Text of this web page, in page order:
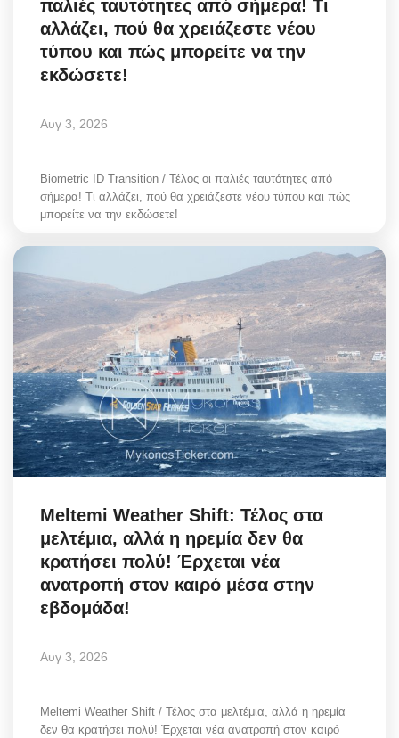
παλιές ταυτότητες από σήμερα! Τι
αλλάζει, πού θα χρειάζεστε νέου
τύπου και πώς μπορείτε να την
εκδώσετε!
Αυγ 3, 2026
Biometric ID Transition / Τέλος οι παλιές ταυτότητες από
σήμερα! Τι αλλάζει, πού θα χρειάζεστε νέου τύπου και πώς
μπορείτε να την εκδώσετε!
Meltemi Weather Shift: Τέλος στα
μελτέμια, αλλά η ηρεμία δεν θα
κρατήσει πολύ! Έρχεται νέα
ανατροπή στον καιρό μέσα στην
εβδομάδα!
Αυγ 3, 2026
Meltemi Weather Shift / Τέλος στα μελτέμια, αλλά η ηρεμία
δεν θα κρατήσει πολύ! Έρχεται νέα ανατροπή στον καιρό